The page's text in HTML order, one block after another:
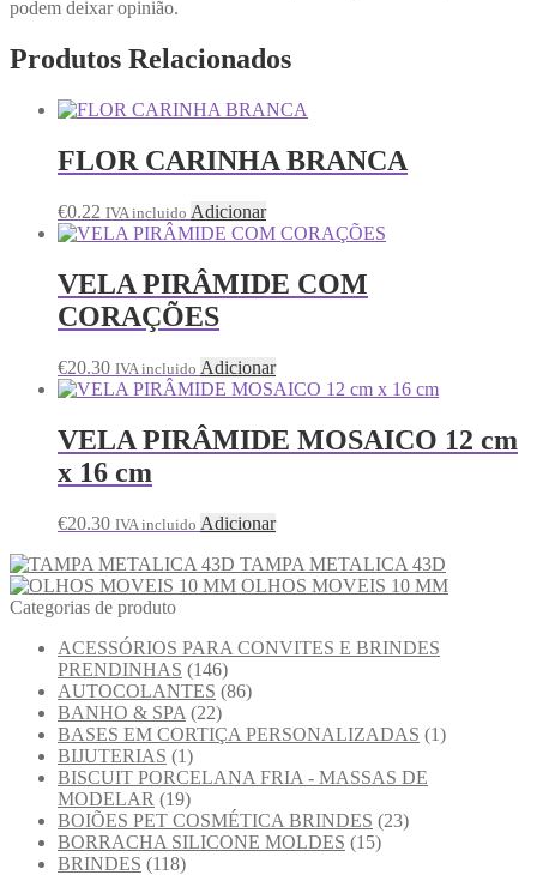
podem deixar opinião.
Produtos Relacionados
FLOR CARINHA BRANCA
€0.22 IVA incluido Adicionar
VELA PIRÂMIDE COM
CORAÇÕES
€20.30 IVA incluido Adicionar
VELA PIRÂMIDE MOSAICO 12 cm
x 16 cm
€20.30 IVA incluido Adicionar
TAMPA METALICA 43D
OLHOS MOVEIS 10 MM
Categorias de produto
ACESSÓRIOS PARA CONVITES E BRINDES
PRENDINHAS (146)
AUTOCOLANTES (86)
BANHO & SPA (22)
BASES EM CORTIÇA PERSONALIZADAS (1)
BIJUTERIAS (1)
BISCUIT PORCELANA FRIA - MASSAS DE
MODELAR (19)
BOIÕES PET COSMÉTICA BRINDES (23)
BORRACHA SILICONE MOLDES (15)
BRINDES (118)